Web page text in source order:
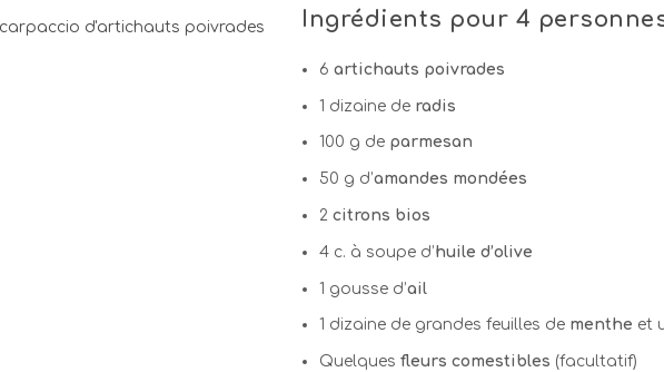
Ingrédients pour 4
6artichauts poivrades
1 dizaine de radis
100 g de parmesan
50 g d’amandes mondées
2citrons bios
4 c. à soupe d’huile d’olive
1 gousse d’ail
1 dizaine de grandes feuilles de menthe et
Quelquesfleurs comestibles (facultatif)